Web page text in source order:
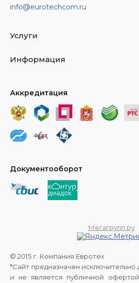
info@eurotechcom.ru
Услуги
Информация
Аккредитация
Документооборот
Мегагрупп.ру
© 2015 г. Компания Евротех
*Сайт предназначен
и не является публичной